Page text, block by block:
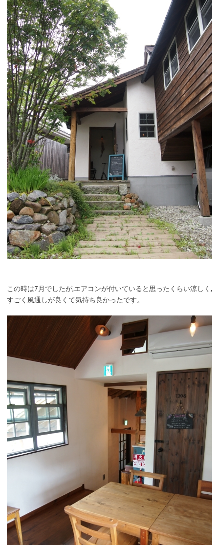
この時は7月でしたが,エアコンが付いていると思ったくらい涼しく,
すごく風通しが良くて気持ち良かったです。